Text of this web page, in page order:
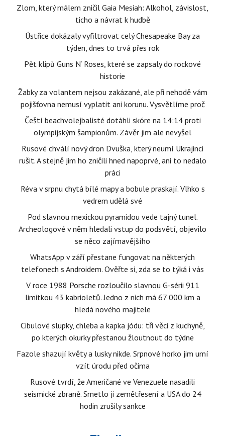
Zlom, který málem zničil Gaia Mesiah: Alkohol, závislost,
ticho a návrat k hudbě
Ústřice dokázaly vyfiltrovat celý Chesapeake Bay za
týden, dnes to trvá přes rok
Pět klipů Guns N‘ Roses, které se zapsaly do rockové
historie
Žabky za volantem nejsou zakázané, ale při nehodě vám
pojišťovna nemusí vyplatit ani korunu. Vysvětlíme proč
Čeští beachvolejbalisté dotáhli skóre na 14:14 proti
olympijským šampionům. Závěr jim ale nevyšel
Rusové chválí nový dron Dvuška, který neumí Ukrajinci
rušit. A stejně jim ho zničili hned napoprvé, ani to nedalo
práci
Réva v srpnu chytá bílé mapy a bobule praskají. Vlhko s
vedrem udělá své
Pod slavnou mexickou pyramidou vede tajný tunel.
Archeologové v něm hledali vstup do podsvětí, objevilo
se něco zajímavějšího
WhatsApp v září přestane fungovat na některých
telefonech s Androidem. Ověřte si, zda se to týká i vás
V roce 1988 Porsche rozloučilo slavnou G-sérii 911
limitkou 43 kabrioletů. Jedno z nich má 67 000 km a
hledá nového majitele
Cibulové slupky, chleba a kapka jódu: tři věci z kuchyně,
po kterých okurky přestanou žloutnout do týdne
Fazole shazují květy a lusky nikde. Srpnové horko jim umí
vzít úrodu před očima
Rusové tvrdí, že Američané ve Venezuele nasadili
seismické zbraně. Smetlo ji zemětřesení a USA do 24
hodin zrušily sankce